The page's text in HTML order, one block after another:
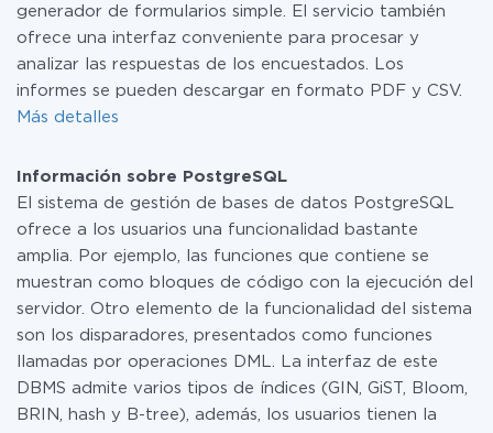
generador de formularios simple. El servicio también
ofrece una interfaz conveniente para procesar y
analizar las respuestas de los encuestados. Los
informes se pueden descargar en formato PDF y CSV.
Más detalles
Información sobre PostgreSQL
El sistema de gestión de bases de datos PostgreSQL
ofrece a los usuarios una funcionalidad bastante
amplia. Por ejemplo, las funciones que contiene se
muestran como bloques de código con la ejecución del
servidor. Otro elemento de la funcionalidad del sistema
son los disparadores, presentados como funciones
llamadas por operaciones DML. La interfaz de este
DBMS admite varios tipos de índices (GIN, GiST, Bloom,
BRIN, hash y B-tree), además, los usuarios tienen la